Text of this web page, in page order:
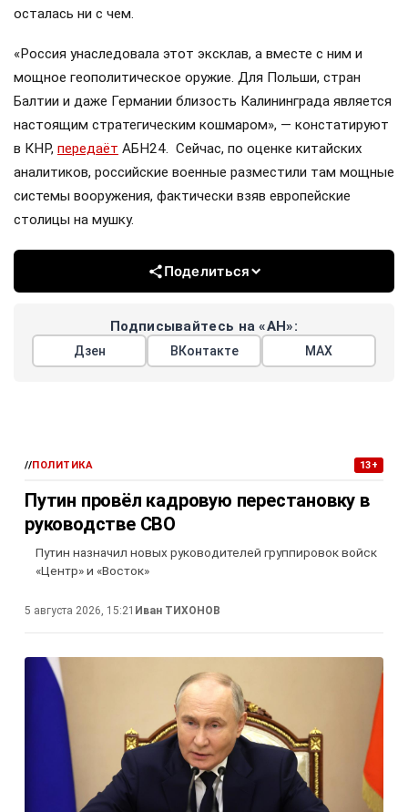
осталась ни с чем.
«Россия унаследовала этот эксклав, а вместе с ним и
мощное геополитическое оружие. Для Польши, стран
Балтии и даже Германии близость Калининграда является
настоящим стратегическим кошмаром», — констатируют
в КНР, передаёт АБН24. Сейчас, по оценке китайских
аналитиков, российские военные разместили там мощные
системы вооружения, фактически взяв европейские
столицы на мушку.
Поделиться
Подписывайтесь на «АН»:
Дзен ВКонтакте МАХ
//ПОЛИТИКА 13+
Путин провёл кадровую перестановку в
руководстве СВО
Путин назначил новых руководителей группировок войск
«Центр» и «Восток»
5 августа 2026, 15:21 Иван ТИХОНОВ